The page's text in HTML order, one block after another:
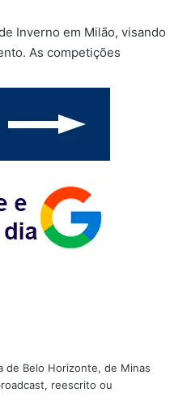
Inverno em Milão, visando
As competições
de Belo Horizonte, de Minas
reescrito ou